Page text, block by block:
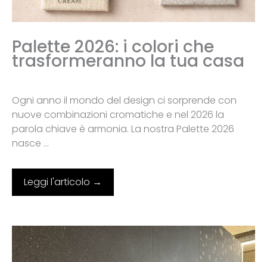
Palette 2026: i colori che
trasformeranno la tua casa
Ogni anno il mondo del design ci sorprende con
nuove combinazioni cromatiche e nel 2026 la
parola chiave è armonia. La nostra Palette 2026
nasce ...
Leggi l'articolo →